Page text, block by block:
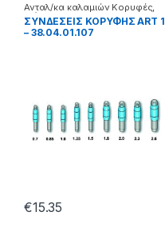
Ανταλ/κα καλαμιών Κορυφές
Διάφορα
ΣΥΝΔΕΣΕΙΣ ΚΟΡΥΦΗΣ ART 1
– 38.04.01.107
€15.35